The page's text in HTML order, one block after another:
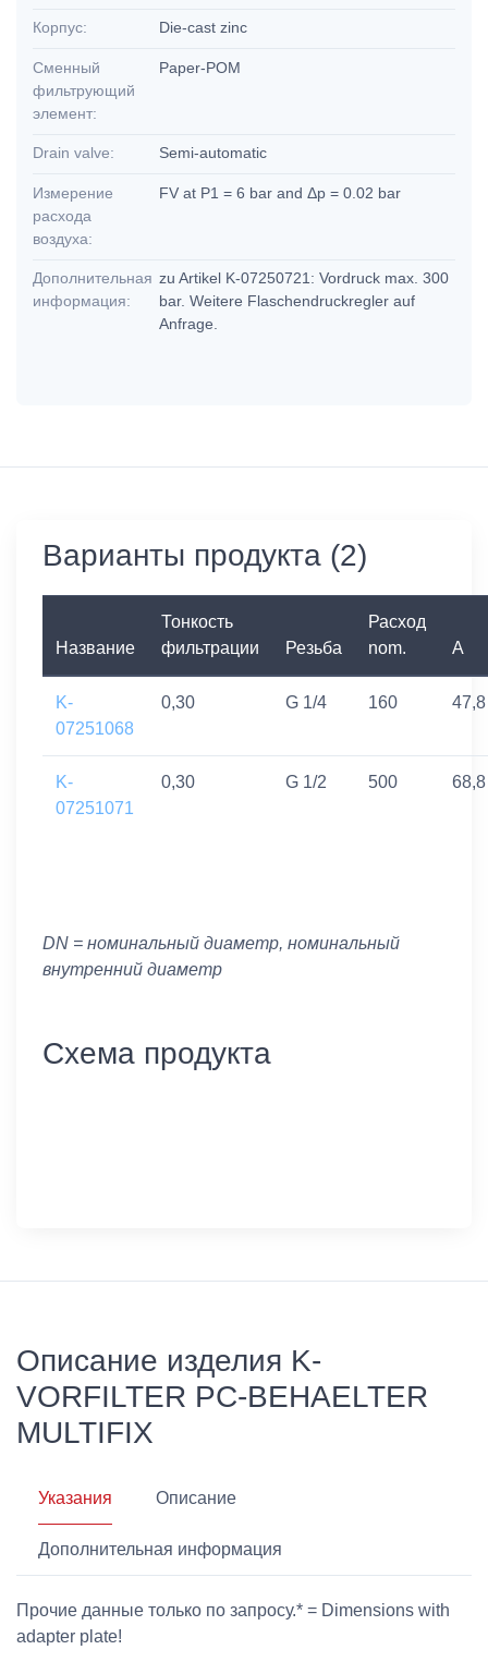
Корпус: Die-cast zinc
Сменный
фильтрующий
элемент:
Paper-POM
Drain valve: Semi-automatic
Измерение
расхода
воздуха:
FV at P1 = 6 bar and Δp = 0.02 bar
Дополнительная
информация:
zu Artikel K-07250721: Vordruck max. 300
bar. Weitere Flaschendruckregler auf
Anfrage.
Варианты продукта (2)
Название
Тонкость
фильтрации
Резьба
Расход
nom.
A
K-
07251068
0,30 G 1/4 160 47,8
K-
07251071
0,30 G 1/2 500 68,8
DN = номинальный диаметр, номинальный
внутренний диаметр
Схема продукта
Описание изделия K-
VORFILTER PC-BEHAELTER
MULTIFIX
Указания Описание
Дополнительная информация
Прочие данные только по запросу.* = Dimensions with
adapter plate!